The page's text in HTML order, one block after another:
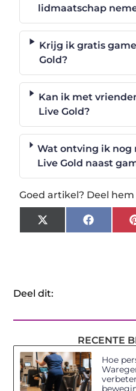
lidmaatschap
Krijg ik gratis
Gold?
Kan ik met
Live Gold?
Wat ontving ik nog
Live Gold naast
Goed artikel? Deel
X
(Twitter)
Deel dit:
RECENTE
Hoe